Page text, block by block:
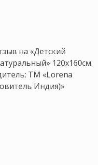
на «Детский
120х160см.
ТМ «Lorena
Индия)»